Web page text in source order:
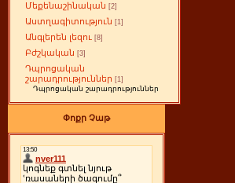
Մեքենաշինական [2]
Աստղագիտություն [1]
Անգլերեն լեզու [8]
Բժշկական [3]
Դպրոցական
շարադրություններ [1]
Դպրոցական շարադրություններ
Փոքր Չաթ